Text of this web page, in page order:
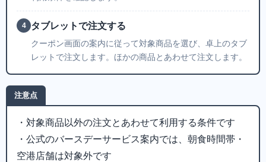
4 タブレットで注文する
クーポン画面の案内に従って対象商品を選び、卓上のタブ
レットで注文します。ほかの商品とあわせて注文します。
注意点
・対象商品以外の注文とあわせて利用する条件です
・公式のバースデーサービス案内では、朝食時間帯・
空港店舗は対象外です